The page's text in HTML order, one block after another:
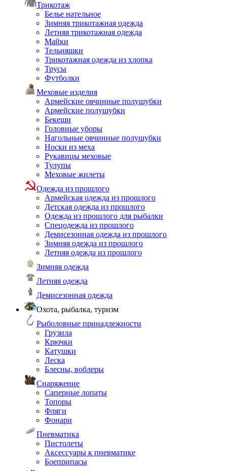
Трикотаж
Белье нательное
Зимняя трикотажная одежда
Летняя трикотажная одежда
Майки
Тельняшки
Трикотажная одежда из хлопка
Трусы
Футболки
Меховые изделия
Армейские овчинные полушубки
Армейские полушубки
Бекеши
Головные уборы
Нагольные овчинные полушубки
Носки из меха
Рукавицы меховые
Тулупы
Меховые жилеты
Одежда из прошлого
Армейская одежда из прошлого
Детская одежда из прошлого
Одежда из прошлого для рыбалки
Спецодежда из прошлого
Демисезонная одежда из прошлого
Зимняя одежда из прошлого
Летняя одежда из прошлого
Зимняя одежда
Летняя одежда
Демисезонная одежда
Охота, рыбалка, туризм
Рыболовные принадлежности
Грузила
Крючки
Катушки
Леска
Блесны, воблеры
Снаряжение
Саперные лопаты
Топоры
Фляги
Фонари
Пневматика
Пистолеты
Аксессуары к пневматике
Боеприпасы